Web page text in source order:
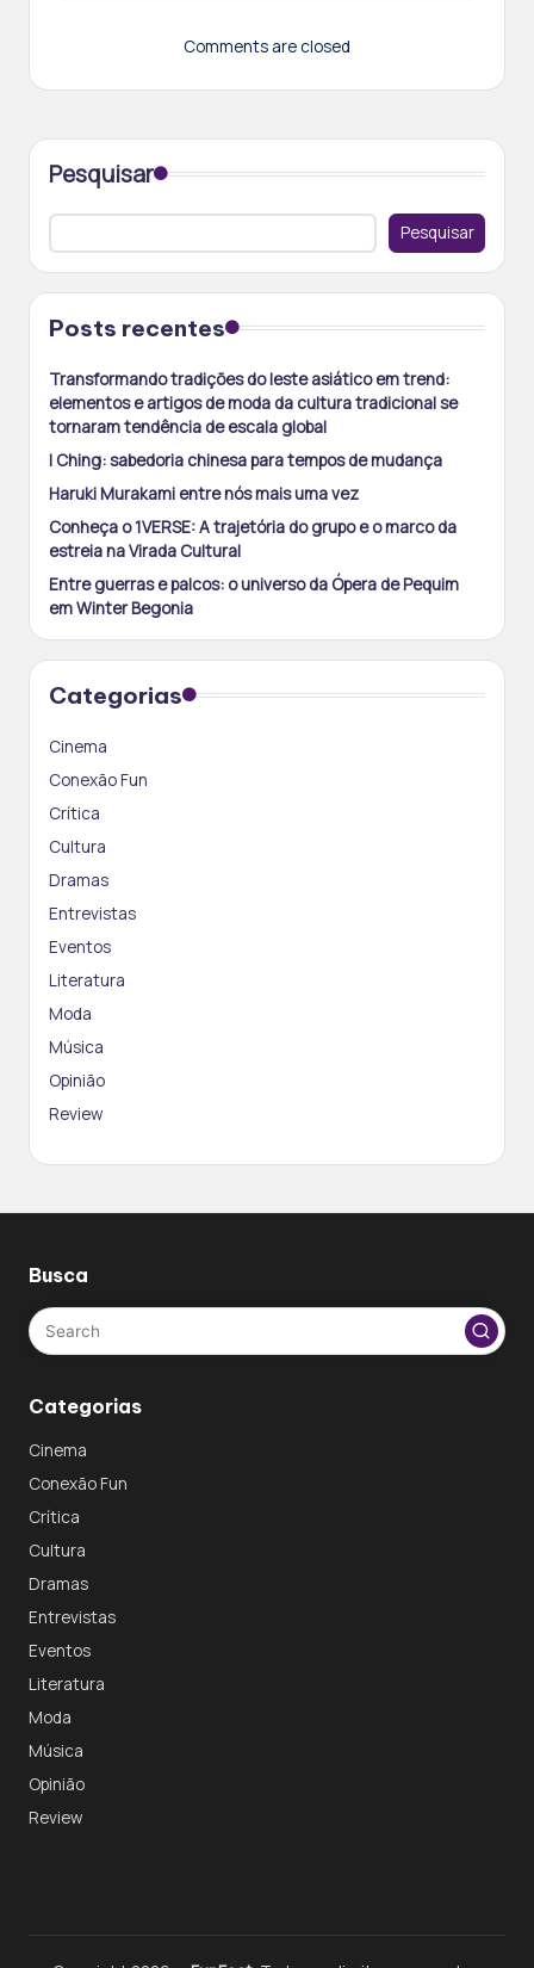
Comments are closed
Pesquisar
Pesquisar
Posts recentes
Transformando tradições do leste asiático em trend:
elementos e artigos de moda da cultura tradicional se
tornaram tendência de escala global
I Ching: sabedoria chinesa para tempos de mudança
Haruki Murakami entre nós mais uma vez
Conheça o 1VERSE: A trajetória do grupo e o marco da
estreia na Virada Cultural
Entre guerras e palcos: o universo da Ópera de Pequim
em Winter Begonia
Categorias
Cinema
Conexão Fun
Crítica
Cultura
Dramas
Entrevistas
Eventos
Literatura
Moda
Música
Opinião
Review
Busca
Categorias
Cinema
Conexão Fun
Crítica
Cultura
Dramas
Entrevistas
Eventos
Literatura
Moda
Música
Opinião
Review